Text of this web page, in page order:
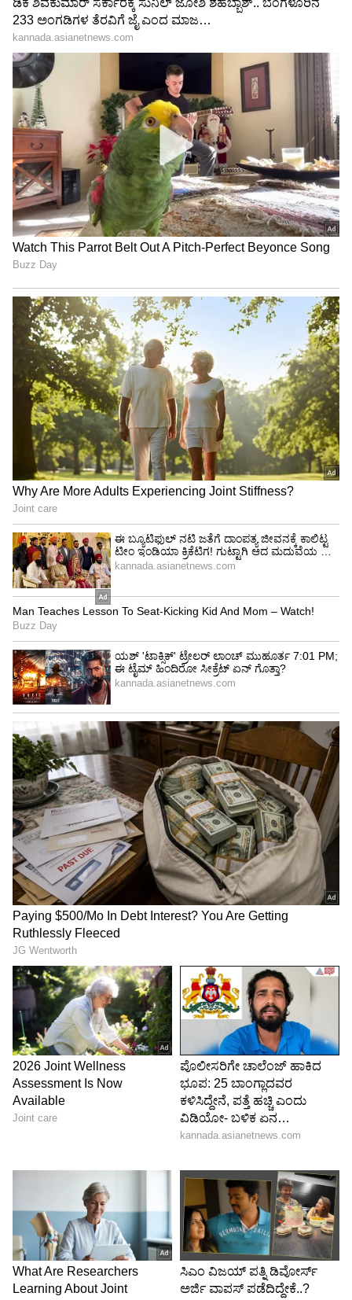
5
Image Credit :Actress Kushboo Sundar Instagram
ಮಗಳ ಮದುವೆ ಮಾಡಿದ್ವಿ, ಆನಂದದ ಕಣ್ಣೀರು ಬಂತು
ನಮ್ಮ ಪ್ರೀತಿಯ ಮಗಳಾದ ಕುಮಾರಿ ಆವಂತಿಕಾ ಸುಂದರ್,
ಚಿರಂಜೀವಿ ಶ್ರವಣ್ ಶ್ರೀನಿವಾಸನ್ ಅವರ ವಿವಾಹವು 25
ಜೂನ್ 2026 ರಂದು ನೆರವೇರಿದೆ ಎಂಬ ಸಂತೋಷದ ಸುದ್ದಿ
ಹಂಚಿಕೊಳ್ಳುತ್ತಿದ್ದೇವೆ. ಕುಟುಂಬದವರು ಹಾಗೂ ಆಪ್ತ ಸ್ನೇಹಿತರ
ಪ್ರೀತಿಯ ಸಮ್ಮುಖದಲ್ಲಿ, ನಮ್ಮ ಹೃದಯದಲ್ಲಿ ಎಂದೆಂದಿಗೂ
ಹಸಿರಾಗಿ ಉಳಿಯುವ ಆ ಕ್ಷಣಕ್ಕೆ ನಾವು ಸಾಕ್ಷಿಯಾದೆವು. ಆ
ಸಮಯದಲ್ಲಿ ನಮಗೆ ಸಿಕ್ಕ ಪ್ರೀತಿ, ಮಮತೆ ಮತ್ತು
ಶುಭಹಾರೈಕೆಗಳು ಆ ಸಂದರ್ಭವನ್ನೇ ಒಂದು
ಮಾಯಾಲೋಕವನ್ನಾಗಿ ಮಾಡಿದ್ದವು. ಆ ಆನಂದದ ಕಣ್ಣೀರು
ಇನ್ನು ನಮ್ಮ ಕಣ್ಣುಗಳಲ್ಲಿ ಹಾಗೇ ಇದೆ, ನಮ್ಮ ಹೃದಯಗಳು
ಕೃತಜ್ಞತೆ ಮತ್ತು ಅಪಾರ ಸಂತೋಷದಿಂದ ತುಂಬಿ ತುಳುಕುತ್ತಿವೆ
ಎಂದು ಹೇಳಿದ್ದಾರೆ.
4
5
Image Credit : Actress Kushboo Sundar Instagram
ಅಬ್ಬರವಿಲ್ಲದೆ ಮದುವೆ ಮಾಡಿದ್ವಿ
ನವದಂಪತಿಗಳು ಬಯಸಿದಂತೆಯೇ, ಇದು ಅತ್ಯಂತ ಸರಳ
ಮತ್ತು ಆಪ್ತರಷ್ಟೇ ನೆರೆದಿದ್ದ ಸುಂದರ ಸಮಾರಂಭವಾಗಿತ್ತು.
ಅವರ ಈ ಆಸೆಯನ್ನು ಈಡೇರಿಸಿದ್ದು ನಮಗೆ ಹೆಮ್ಮೆಯ
ವಿಷಯ. ಕೆಲವು ಅತ್ಯಂತ ಸುಂದರವಾದ ಕ್ಷಣಗಳು ನಮಗೆ
ತುಂಬಾ ಮುಖ್ಯವಾದವರ ಜೊತೆ, ಯಾವುದೇ ಅಬ್ಬರವಿಲ್ಲದೆ
ಆಚರಿಸಿದಾಗ ಮಾತ್ರ ಹೆಚ್ಚು ಅರ್ಥಪೂರ್ಣವಾಗುತ್ತವೆ ಎಂದು
ಖುಷ್ಬೂ ಸುಂದರ್‌ ಹೇಳಿದ್ದಾರೆ.
5